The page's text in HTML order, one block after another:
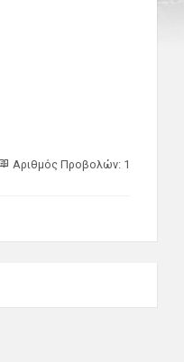
Αριθμός Προβολών: 1